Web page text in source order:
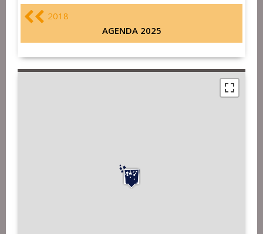
2018
AGENDA 2025